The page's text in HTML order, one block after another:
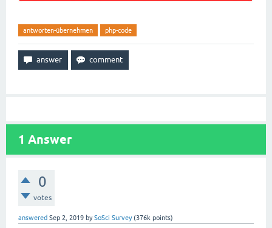
antworten-übernehmen php-code
1 Answer
0
votes
answered Sep 2, 2019 bySoSci Survey (376k points)